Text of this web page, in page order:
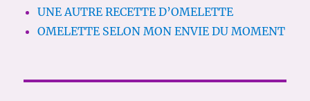
UNE AUTRE RECETTE D’OMELETTE
OMELETTE SELON MON ENVIE DU MOMENT